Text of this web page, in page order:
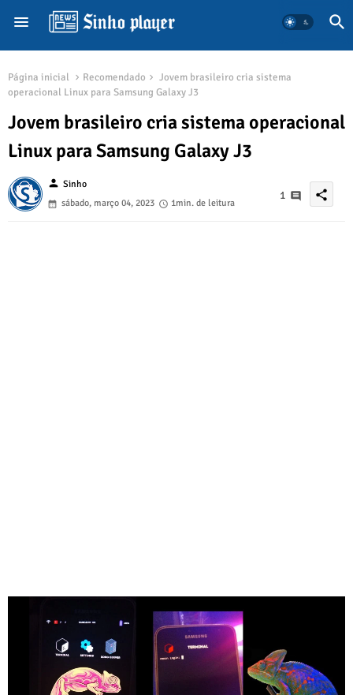
Página inicial Recomendado
Jovem brasileiro cria sistema
operacional Linux para Samsung Galaxy J3
Jovem brasileiro cria sistema operacional
Linux para Samsung Galaxy J3
person Sinho
sábado, março 04, 2023
1min. de leitura
1 share